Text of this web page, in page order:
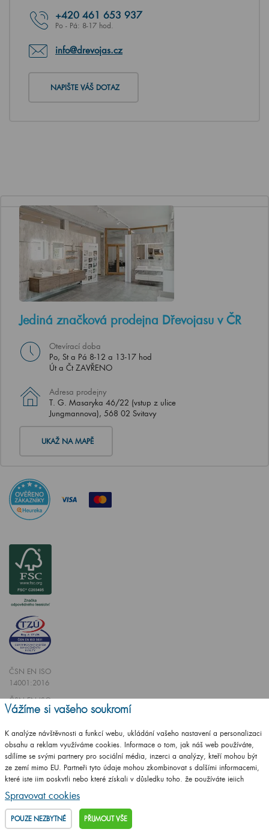
+420 461 653 937
Po - Pá: 8-17 hod.
info@drevojas.cz
NAPIŠTE VÁŠ DOTAZ
Jediná značková prodejna Dřevojasu v ČR
Otevírací doba
Po, St a Pá 8-12 a 13-17 hod
Út a Čt ZAVŘENO
Adresa prodejny
T. G. Masaryka 46/22 (vstup z ulice
Jungmannova), 568 02 Svitavy
UKAŽ NA MAPĚ
ČSN EN ISO
14001:2016
ČSN EN ISO
9001:2016
Vytvořilo studioCZECHGROUP.cz
© 2009 - 2025 Koupelnový nábytek Dřevojas v. d.,
Vážíme si vašeho soukromí
K analýze návštěvnosti a funkcí webu, ukládání vašeho nastavení a personalizaci
obsahu a reklam využíváme cookies. Informace o tom, jak náš web používáte,
sdílíme se svými partnery pro sociální média, inzerci a analýzy, kteří mohou být
ze zemí mimo EU. Partneři tyto údaje mohou zkombinovat s dalšími informacemi,
které jste jim poskytli nebo které získali v důsledku toho, že používáte jejich
služby.
Podrobné informace
Spravovat cookies
POUZE NEZBYTNÉ PŘIJMOUT VŠE